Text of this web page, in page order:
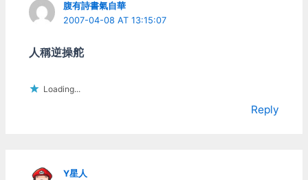
腹有詩書氣自華
2007-04-08 AT 13:15:07
人稱逆操舵
Loading...
Reply
Y星人